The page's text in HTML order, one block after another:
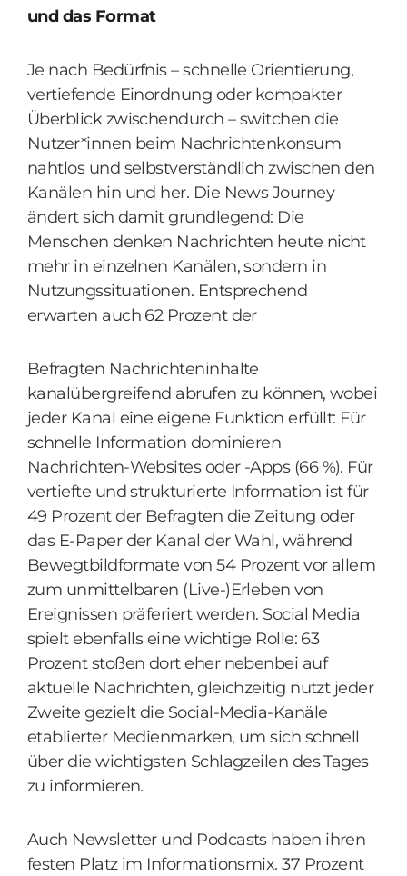
und das Format
Je nach Bedürfnis – schnelle Orientierung,
vertiefende Einordnung oder kompakter
Überblick zwischendurch – switchen die
Nutzer*innen beim Nachrichtenkonsum
nahtlos und selbstverständlich zwischen den
Kanälen hin und her. Die News Journey
ändert sich damit grundlegend: Die
Menschen denken Nachrichten heute nicht
mehr in einzelnen Kanälen, sondern in
Nutzungssituationen. Entsprechend
erwarten auch 62 Prozent der
Befragten Nachrichteninhalte
kanalübergreifend abrufen zu können, wobei
jeder Kanal eine eigene Funktion erfüllt: Für
schnelle Information dominieren
Nachrichten-Websites oder -Apps (66 %). Für
vertiefte und strukturierte Information ist für
49 Prozent der Befragten die Zeitung oder
das E-Paper der Kanal der Wahl, während
Bewegtbildformate von 54 Prozent vor allem
zum unmittelbaren (Live-)Erleben von
Ereignissen präferiert werden. Social Media
spielt ebenfalls eine wichtige Rolle: 63
Prozent stoßen dort eher nebenbei auf
aktuelle Nachrichten, gleichzeitig nutzt jeder
Zweite gezielt die Social-Media-Kanäle
etablierter Medienmarken, um sich schnell
über die wichtigsten Schlagzeilen des Tages
zu informieren.
Auch Newsletter und Podcasts haben ihren
festen Platz im Informationsmix. 37 Prozent